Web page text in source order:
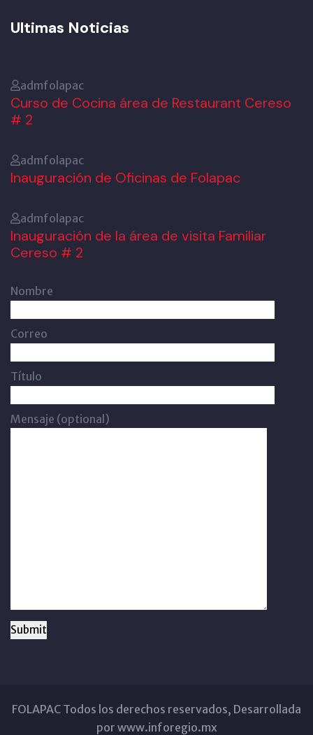
Ultimas Noticias
admfolapac
Curso de Cocina área de Restaurant Cereso
# 2
admfolapac
Inauguración de Oficinas de Folapac
admfolapac
Inauguración de la área de visita Familiar
Cereso # 2
Nombre
Correo
Título
Mensaje (optional)
FOLAPAC Todos los derechos reservados, Desarrollada
por www.inforegio.mx